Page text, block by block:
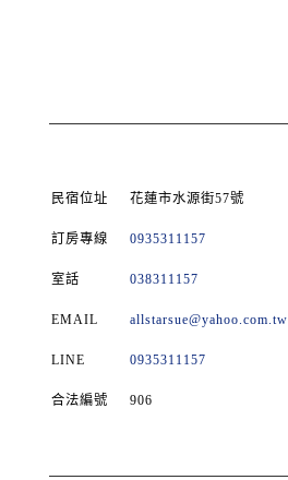
民宿位址 花蓮市水源街57號
訂房專線 0935311157
室話 038311157
EMAIL allstarsue@yahoo.com.tw
LINE 0935311157
合法編號 906